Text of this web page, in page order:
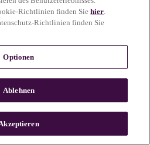
Richtlinien finden Siehier.
Richtlinien finden Sie
Optionen
Ablehnen